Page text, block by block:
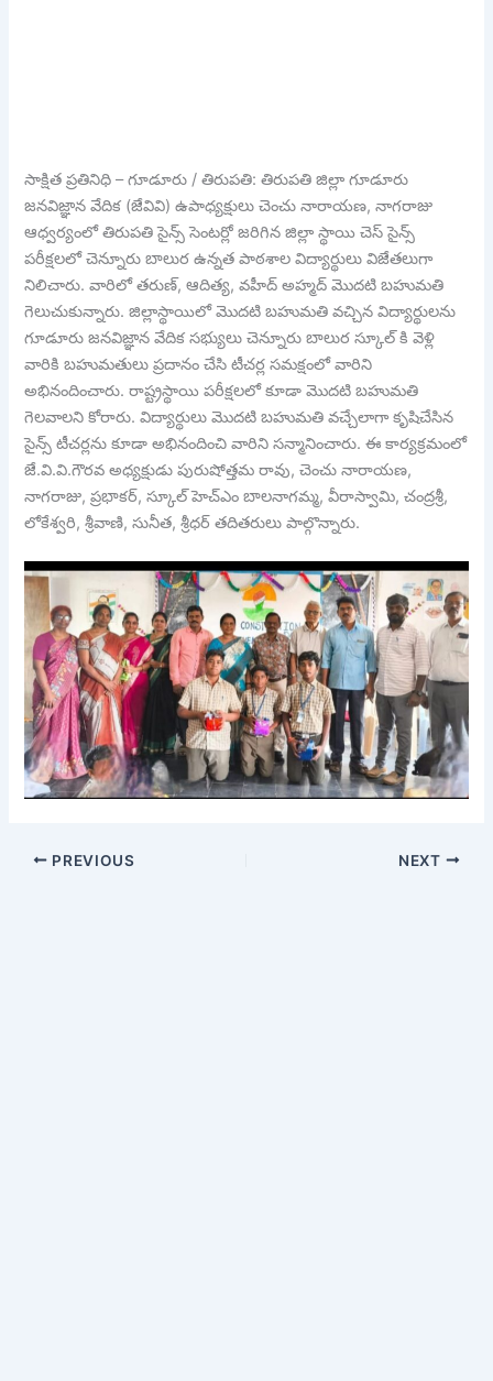
సాక్షిత ప్రతినిధి – గూడూరు / తిరుపతి: తిరుపతి జిల్లా గూడూరు
జనవిజ్ఞాన వేదిక (జేవివి) ఉపాధ్యక్షులు చెంచు నారాయణ, నాగరాజు
ఆధ్వర్యంలో తిరుపతి సైన్స్ సెంటర్లో జరిగిన జిల్లా స్థాయి చెస్ సైన్స్
పరీక్షలలో చెన్నూరు బాలుర ఉన్నత పాఠశాల విద్యార్థులు విజేతలుగా
నిలిచారు. వారిలో తరుణ్, ఆదిత్య, వహీద్ అహ్మద్ మొదటి బహుమతి
గెలుచుకున్నారు. జిల్లాస్థాయిలో మొదటి బహుమతి వచ్చిన విద్యార్థులను
గూడూరు జనవిజ్ఞాన వేదిక సభ్యులు చెన్నూరు బాలుర స్కూల్ కి వెళ్లి
వారికి బహుమతులు ప్రదానం చేసి టీచర్ల సమక్షంలో వారిని
అభినందించారు. రాష్ట్రస్థాయి పరీక్షలలో కూడా మొదటి బహుమతి
గెలవాలని కోరారు. విద్యార్థులు మొదటి బహుమతి వచ్చేలాగా కృషిచేసిన
సైన్స్ టీచర్లను కూడా అభినందించి వారిని సన్మానించారు. ఈ కార్యక్రమంలో
జే.వి.వి.గౌరవ అధ్యక్షుడు పురుషోత్తమ రావు, చెంచు నారాయణ,
నాగరాజు, ప్రభాకర్, స్కూల్ హెచ్ఎం బాలనాగమ్మ, వీరాస్వామి, చంద్రశ్రీ,
లోకేశ్వరి, శ్రీవాణి, సునీత, శ్రీధర్ తదితరులు పాల్గొన్నారు.
PREVIOUS NEXT